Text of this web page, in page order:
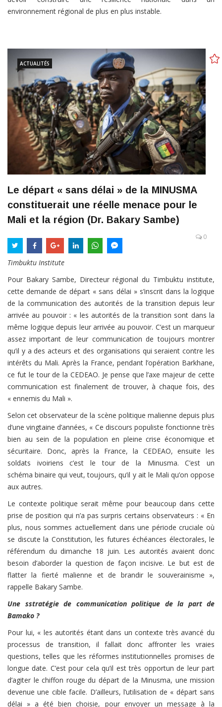
environnement régional de plus en plus instable.
ACTUALITÉS
Le départ « sans délai » de la MINUSMA
constituerait une réelle menace pour le
Mali et la région (Dr. Bakary Sambe)
0
Timbuktu Institute
Pour Bakary Sambe, Directeur régional du Timbuktu institute,
cette demande de départ « sans délai » s’inscrit dans la logique
de la communication des autorités de la transition depuis leur
arrivée au pouvoir : « les autorités de la transition sont dans la
même logique depuis leur arrivée au pouvoir. C’est un marqueur
assez important de leur communication de toujours montrer
qu’il y a des acteurs et des organisations qui seraient contre les
intérêts du Mali. Après la France, pendant l’opération Barkhane,
ce fut le tour de la CEDEAO. Je pense que l’axe majeur de cette
communication est finalement de trouver, à chaque fois, des
« ennemis du Mali ».
Selon cet observateur de la scène politique malienne depuis plus
d’une vingtaine d’années, « Ce discours populiste fonctionne très
bien au sein de la population en pleine crise économique et
sécuritaire. Donc, après la France, la CEDEAO, ensuite les
soldats ivoiriens c’est le tour de la Minusma. C’est un
schéma binaire qui veut, toujours, qu’il y ait le Mali qu’on oppose
aux autres.
Le contexte politique serait même pour beaucoup dans cette
prise de position qui n’a pas surpris certains observateurs : « En
plus, nous sommes actuellement dans une période cruciale où
se discute la Constitution, les futures échéances électorales, le
référendum du dimanche 18 juin. Les autorités avaient donc
besoin d’aborder la question de façon incisive. Le but est de
flatter la fierté malienne et de brandir le souverainisme »,
rappelle Bakary Sambe.
Une sstratégie de communication politique de la part de
Bamako ?
Pour lui, « les autorités étant dans un contexte très avancé du
processus de transition, il fallait donc affronter les vraies
questions, telles que les réformes institutionnelles promises de
longue date. C’est pour cela qu’il est très opportun de leur part
d’agiter le chiffon rouge du départ de la Minusma, une mission
devenue une cible facile. D’ailleurs, l’utilisation de « départ sans
délai » a été bien choisie, pour envoyer un message à la